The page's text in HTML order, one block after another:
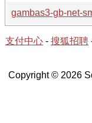
gambas3-gb-net-
支付中心 - 搜狐招聘
Copyright © 2026